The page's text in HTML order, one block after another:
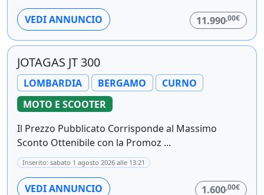
VEDI ANNUNCIO 11.990,00€
JOTAGAS JT 300
LOMBARDIA BERGAMO
CURNO
MOTO E SCOOTER
Il Prezzo Pubblicato Corrisponde al Massimo
Sconto Ottenibile con la Promoz ...
Inserito: sabato 1 agosto 2026 alle 13:21
VEDI ANNUNCIO 1.600,00€